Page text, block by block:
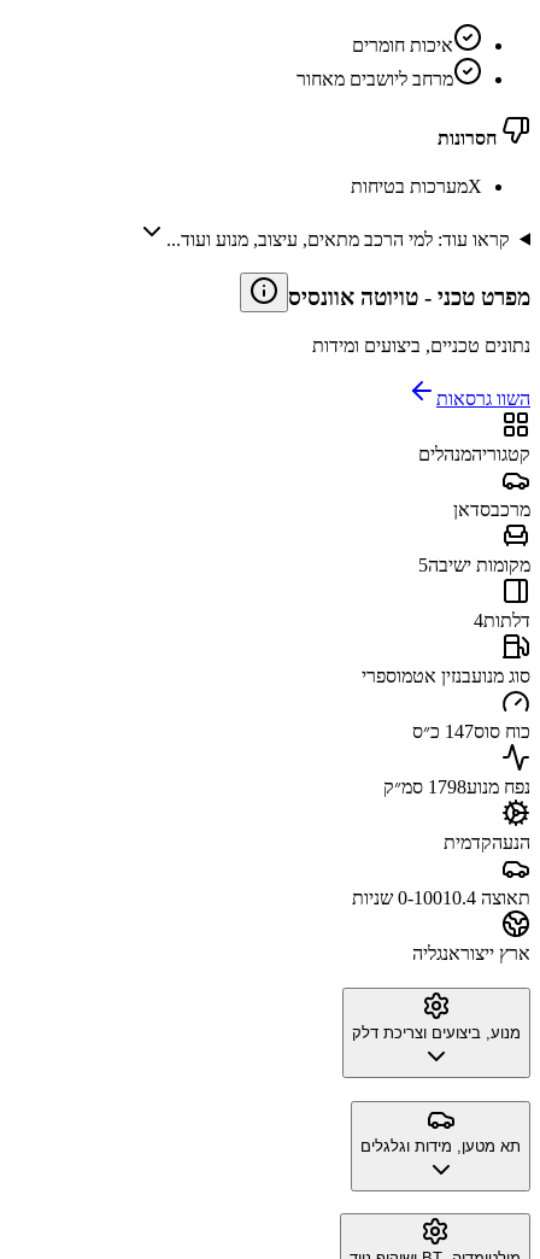
איכות חומרים
מרחב ליושבים מאחור
חסרונות
Xמערכות בטיחות
קראו עוד: למי הרכב מתאים, עיצוב, מנוע ועוד...
מפרט טכני - טויוטה אוונסיס
נתונים טכניים, ביצועים ומידות
השוו גרסאות
קטגוריהמנהלים
מרכבסדאן
מקומות ישיבה5
דלתות4
סוג מנועבנזין אטמוספרי
כוח סוס147 כ״ס
נפח מנוע1798 סמ״ק
הנעהקדמית
תאוצה 0-100 10.4 שניות
ארץ ייצוראנגליה
מנוע, ביצועים וצריכת דלק
תא מטען, מידות וגלגלים